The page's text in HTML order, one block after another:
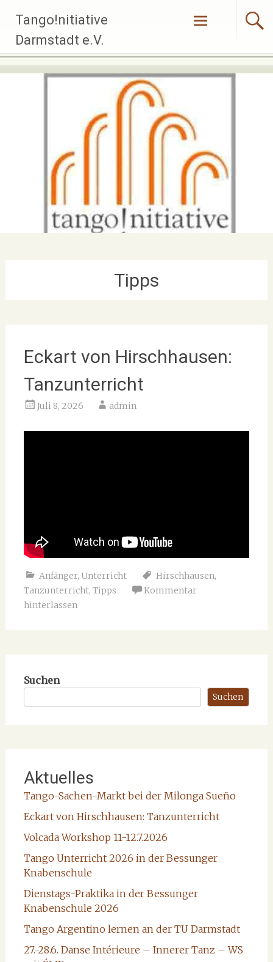
Inhalt
springen
Tango!nitiative
Darmstadt e.V.
Tipps
Eckart von Hirschhausen:
Tanzunterricht
Juli 8, 2026 admin
Anfänger, Unterricht Hirschhausen,
Tanzunterricht, Tipps
Kommentar
hinterlassen
Suchen
Suchen
Aktuelles
Tango-Sachen-Markt bei der Milonga Sueño
Eckart von Hirschhausen: Tanzunterricht
Volcada Workshop 11-12.7.2026
Tango Unterricht 2026 in der Bessunger
Knabenschule
Dienstags-Praktika in der Bessunger
Knabenschule 2026
Tango Argentino lernen an der TU Darmstadt
27.-28.6. Danse Intérieure – Innerer Tanz – WS